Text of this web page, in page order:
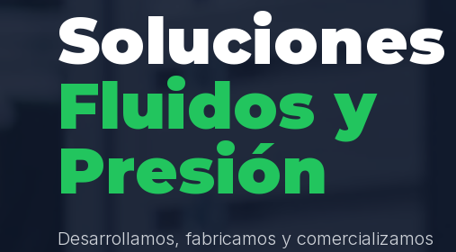
Fluidos y
Presión
Desarrollamos, fabricamos y comercializamos